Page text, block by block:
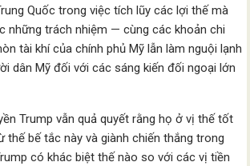
Quốc trong việc tích lũy các lợi thế mà
những trách nhiệm — cùng các khoản chi
tài khí của chính phủ Mỹ lẫn làm nguội lạnh
dân Mỹ đối với các sáng kiến đối ngoại lớn
Trump vẫn quả quyết rằng họ ở vị thế tốt
thế bế tắc này và giành chiến thắng trong
có khác biệt thế nào so với các vị tiền